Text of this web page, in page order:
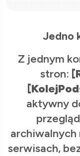
Jedno
Z jednym
stron:
aktywny
archiwalnych
serwisach,